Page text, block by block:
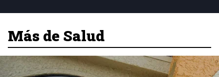
Más de Salud